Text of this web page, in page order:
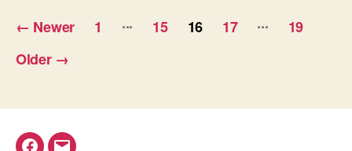
Posts
pagination
← Newer 1 ... 15 16 17 ...
19
Older →